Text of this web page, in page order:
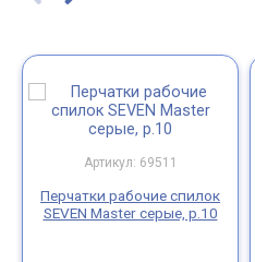
Артикул: 69511
Перчатки рабочие спилок
SEVEN Master серые, р.10